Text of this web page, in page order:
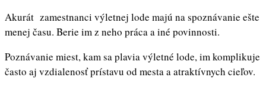
Akurát zamestnanci výletnej lode majú na spoznávanie ešte
menej času. Berie im z neho práca a iné povinnosti.
Poznávanie miest, kam sa plavia výletné lode, im komplikuje
často aj vzdialenosť prístavu od mesta a atraktívnych cieľov.